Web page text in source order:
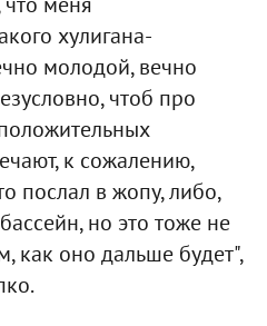
хулигана-
молодой, вечно
чтоб про
к сожалению,
послал в жопу, либо,
но это тоже не
как оно дальше будет",